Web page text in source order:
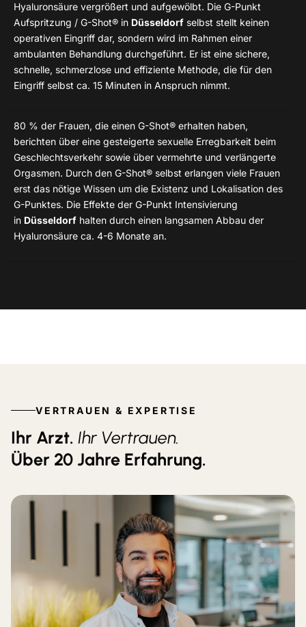
Hyaluronsäure vergrößert und aufgewölbt. Die G-Punkt
Aufspritzung / G-Shot® in Düsseldorf selbst stellt keinen
operativen Eingriff dar, sondern wird im Rahmen einer
ambulanten Behandlung durchgeführt. Er ist eine sichere,
schnelle, schmerzlose und effiziente Methode, die für den
Eingriff selbst ca. 15 Minuten in Anspruch nimmt.
80 % der Frauen, die einen G-Shot® erhalten haben,
berichten über eine gesteigerte sexuelle Erregbarkeit beim
Geschlechtsverkehr sowie über vermehrte und verlängerte
Orgasmen. Durch den G-Shot® selbst erlangen viele Frauen
erst das nötige Wissen um die Existenz und Lokalisation des
G-Punktes. Die Effekte der G-Punkt Intensivierung
in Düsseldorf halten durch einen langsamen Abbau der
Hyaluronsäure ca. 4-6 Monate an.
VERTRAUEN & EXPERTISE
Ihr Arzt. Ihr Vertrauen.
Über 20 Jahre Erfahrung.